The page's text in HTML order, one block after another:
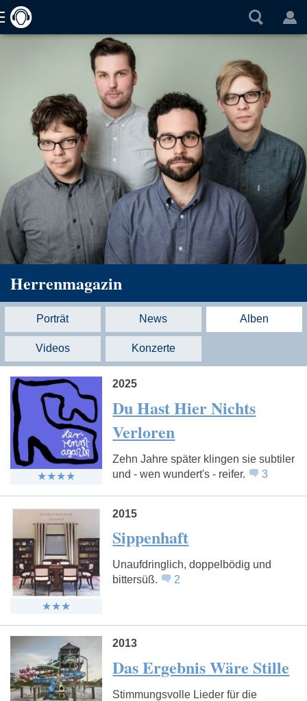
Herrenmagazin
Porträt News Alben
Videos Konzerte
2025
Du Hast Hier Nichts
Verloren
Zehn Jahre später klingen sie subtiler
und - wen wundert's - reifer.
3
2015
Sippenhaft
Unaufdringlich, doppelbödig und
bittersüß.
2
2013
Das Ergebnis Wäre Stille
Stimmungsvolle Lieder für die